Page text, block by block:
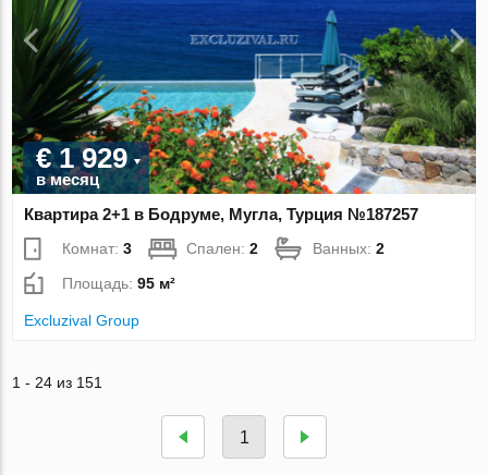
€ 1 929
в месяц
Квартира 2+1 в Бодруме, Мугла, Турция №187257
Комнат:3 Спален:2 Ванных:2
Площадь:95 м²
Excluzival Group
1 - 24 из 151
1